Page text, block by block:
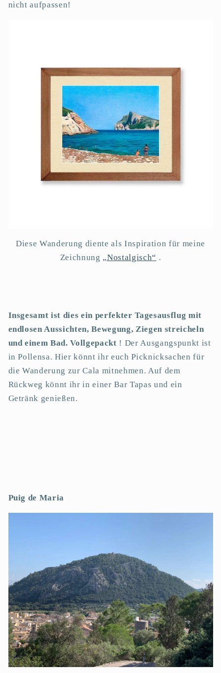
nicht aufpassen!
Diese Wanderung diente als Inspiration für meine
Zeichnung „Nostalgisch“ .
Insgesamt ist dies ein perfekter Tagesausflug mit
endlosen Aussichten, Bewegung, Ziegen streicheln
und einem Bad. Vollgepackt ! Der Ausgangspunkt ist
in Pollensa. Hier könnt ihr euch Picknicksachen für
die Wanderung zur Cala mitnehmen. Auf dem
Rückweg könnt ihr in einer Bar Tapas und ein
Getränk genießen.
Puig de Maria